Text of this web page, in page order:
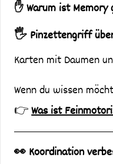
✋ Warum ist
🖐️ Pinzettengriff
Karten mit Daumen
Wenn du wissen
👉Was ist
👀 Koordination